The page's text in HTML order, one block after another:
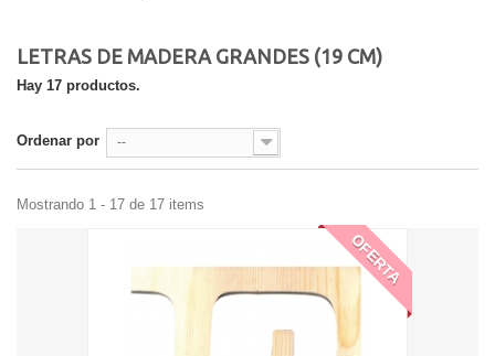
LETRAS DE MADERA GRANDES (19 CM)
Hay 17 productos.
Ordenar por --
Mostrando 1 - 17 de 17 items
OFERTA